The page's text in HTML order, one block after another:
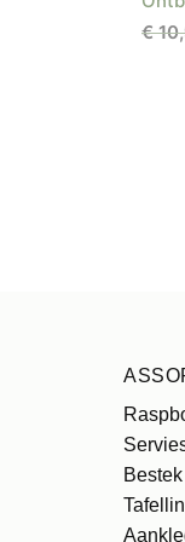
€
Bestek